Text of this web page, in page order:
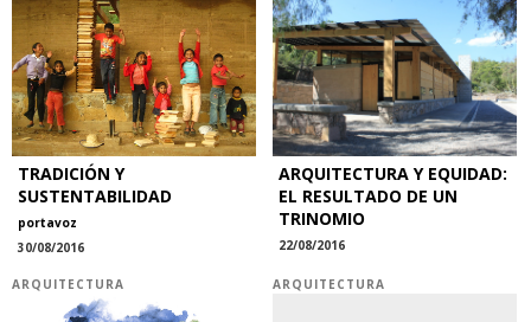
TRADICIÓN Y
SUSTENTABILIDAD
portavoz
30/08/2016
ARQUITECTURA Y EQUIDAD:
EL RESULTADO DE UN
TRINOMIO
22/08/2016
ARQUITECTURA ARQUITECTURA